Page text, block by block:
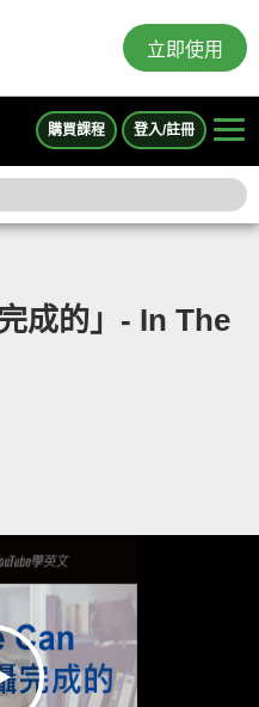
立即使用
購買課程 登入/註冊
成的」- In The